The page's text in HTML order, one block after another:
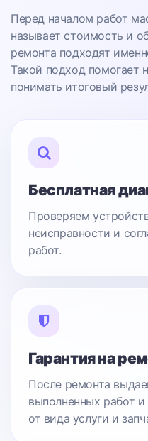
Перед началом работ
называет стоимость и
ремонта подходят
Такой подход помогает
понимать итоговый
Бесплатная
Проверяем
неисправности и
работ.
Гарантия на
После ремонта
выполненных работ
от вида услуги и